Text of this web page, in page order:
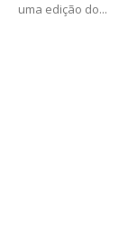
uma edição do...